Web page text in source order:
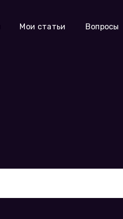
Мои статьи Вопросы